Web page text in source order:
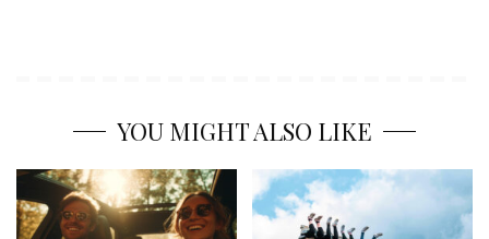
YOU MIGHT ALSO LIKE